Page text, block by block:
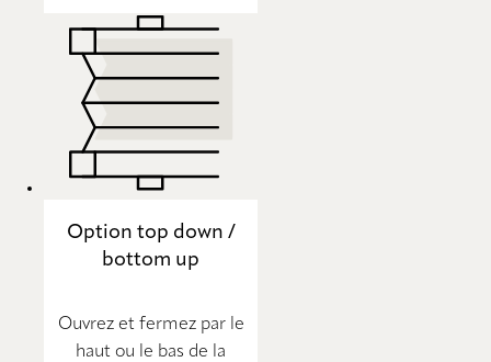
Option top down /
bottom up
Ouvrez et fermez par le
haut ou le bas de la